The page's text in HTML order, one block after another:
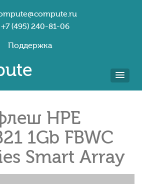
+7 (495) 240-81-06
Поддержка
HPE
1Gb FBWC
Smart Array